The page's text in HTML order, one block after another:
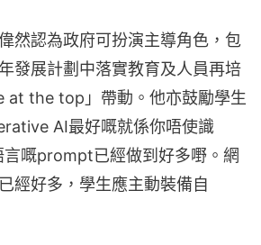
然認為政府可扮演主導角色，包
發展計劃中落實教育及人員再培
at the top」帶動。他亦鼓勵學生
AI最好嘅就係你唔使識
嘅prompt已經做到好多嘢。網
經好多，學生應主動裝備自